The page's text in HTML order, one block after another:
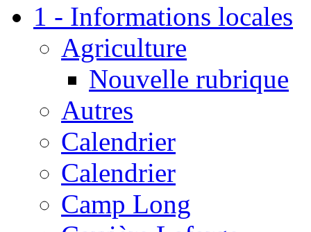
1 - Informations locales
Agriculture
Nouvelle rubrique
Autres
Calendrier
Calendrier
Camp Long